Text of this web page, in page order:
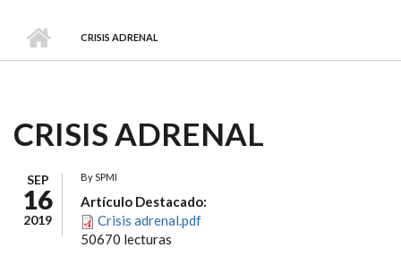
CRISIS ADRENAL
CRISIS ADRENAL
SEP
16
2019
BySPMI
Artículo Destacado:
Crisis adrenal.pdf
50670 lecturas